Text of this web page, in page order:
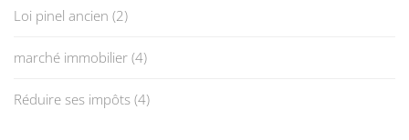
Loi pinel ancien (2)
marché immobilier (4)
Réduire ses impôts (4)